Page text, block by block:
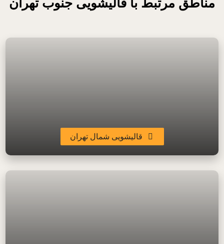
مناطق مرتبط با قالیشویی جنوب تهران
قالیشویی شمال تهران